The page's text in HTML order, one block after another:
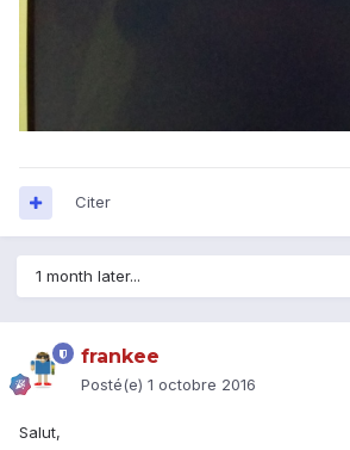
Citer
1 month later...
frankee
Posté(e) 1 octobre 2016
Salut,